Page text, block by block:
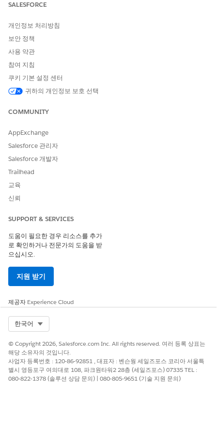
문서 범주를 만듭니다.
주)를 입력한 다음,
택합니다.
New Document Category(새 문서 범주)
예: Proof of Address(주소 증명).
API 이름은 레이블을 기반으로 자동으로 채워지며 사용자
정의할 수 있습니다.
문서 범주에 대한 설명을 입력합니다.
동일한 단계를 반복하여 소득 증명, 고용 증명 또는 사진과
문서 유형을 만듭니다.
입력한 다음,
API 이름은 레이블을 기반으로 자동으로 채워지며 사용자
각 문서 범주에 고유한 API 이름이 있는지 확인합니다.
Is Active(활성 상태)확인란이 선택되어 있는지 확인합니
다.
문서 유형에 대한 설명을 입력합니다.
변경 사항을 저장합니다.
동일한 단계를 반복하여 운전 면허증, 은행 거래 내역서, 여
권과 같은 다른 범주를 만듭니다.
이 기사를 통해 문제를 해결했습니까?
개선을 위한 의견을 보내주세요.
예 아니요
SALESFORCE
개인정보 처리방침
보안 정책
사용 약관
참여 지침
쿠키 기본 설정 센터
귀하의 개인정보 보호 선택
COMMUNITY
AppExchange
Salesforce 관리자
Salesforce 개발자
Trailhead
교육
신뢰
SUPPORT & SERVICES
도움이 필요한 경우 리소스를 추가
로 확인하거나 전문가의 도움을 받
으십시오.
지원 받기
제공자 Experience Cloud
한국어
© Copyright 2026, Salesforce.com Inc. All rights reserved. 여러 등록 상표는
해당 소유자의 것입니다.
사업자 등록번호 : 120-86-92851 , 대표자 : 벤슨웡 세일즈포스 코리아 서울특
별시 영등포구 여의대로 108, 파크원타워2 28층 (세일즈포스) 07335 TEL :
080-822-1378 (솔루션 상담 문의) | 080-805-9651 (기술 지원 문의)